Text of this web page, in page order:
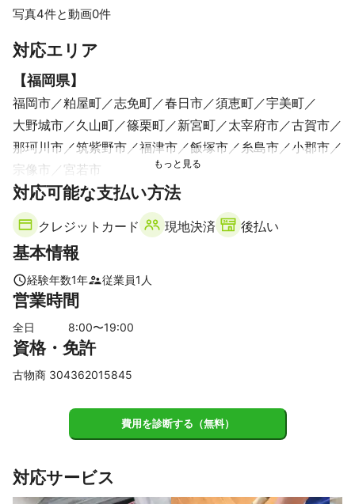
写真4件と動画0件
対応エリア
【福岡県】
福岡市 粕屋町 志免町 春日市 須恵町
宇美町
大野城市
久山町 篠栗町 新宮町 太宰府市
古賀市
那珂川市
筑紫野市 福津市 飯塚市 糸島市
小郡市
宗像市
宮若市
【佐賀県】
基山町
対応可能な支払い方法
クレジットカード 現地決済 後払い
基本情報
経験年数1年 従業員1 人
営業時間
全日 8:00〜19:00
資格・免許
古物商 304362015845
費用を診断する（無料）
対応サービス